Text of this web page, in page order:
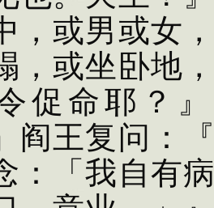
，或男或女
，或坐 卧地
促命耶？
阎王复问：
：「我自有